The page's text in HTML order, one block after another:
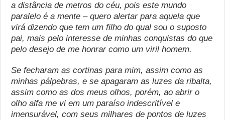
a distância de metros do céu, pois este mundo
paralelo é a mente – quero alertar para aquela que
virá dizendo que tem um filho do qual sou o suposto
pai, mais pelo interesse de minhas conquistas do que
pelo desejo de me honrar como um viril homem.
Se fecharam as cortinas para mim, assim como as
minhas pálpebras, e se apagaram as luzes da ribalta,
assim como as dos meus olhos, porém, ao abrir o
olho alfa me vi em um paraíso indescritível e
imensurável, com seus milhares de pontos de luzes